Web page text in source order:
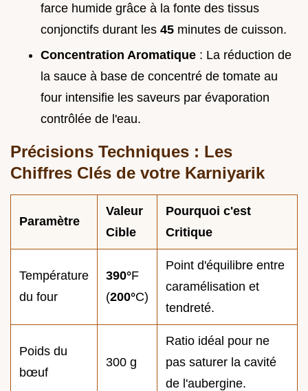
farce humide grâce à la fonte des tissus
conjonctifs durant les 45 minutes de cuisson.
Concentration Aromatique : La réduction de
la sauce à base de concentré de tomate au
four intensifie les saveurs par évaporation
contrôlée de l'eau.
Précisions Techniques : Les
Chiffres Clés de votre Karniyarik
Paramètre
Valeur
Cible
Pourquoi c'est
Critique
Température
du four
390°F
(200°C)
Point d'équilibre entre
caramélisation et
tendreté.
Poids du
bœuf
300 g
Ratio idéal pour ne
pas saturer la cavité
de l'aubergine.